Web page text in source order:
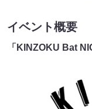
イベント概要
「KINZOKU Bat